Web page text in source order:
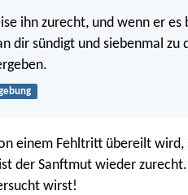
ihn zurecht, und wenn er es
dir sündigt und siebenmal zu
einem Fehltritt übereilt wird,
der Sanftmut wieder
wirst!